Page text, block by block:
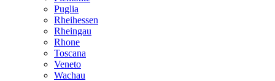
Puglia
Rheihessen
Rheingau
Rhone
Toscana
Veneto
Wachau